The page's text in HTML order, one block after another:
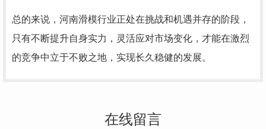
总的来说，河南滑模行业正处在挑战和机遇并存的阶段，
只有不断提升自身实力，灵活应对市场变化，才能在激烈
的竞争中立于不败之地，实现长久稳健的发展。
在线留言